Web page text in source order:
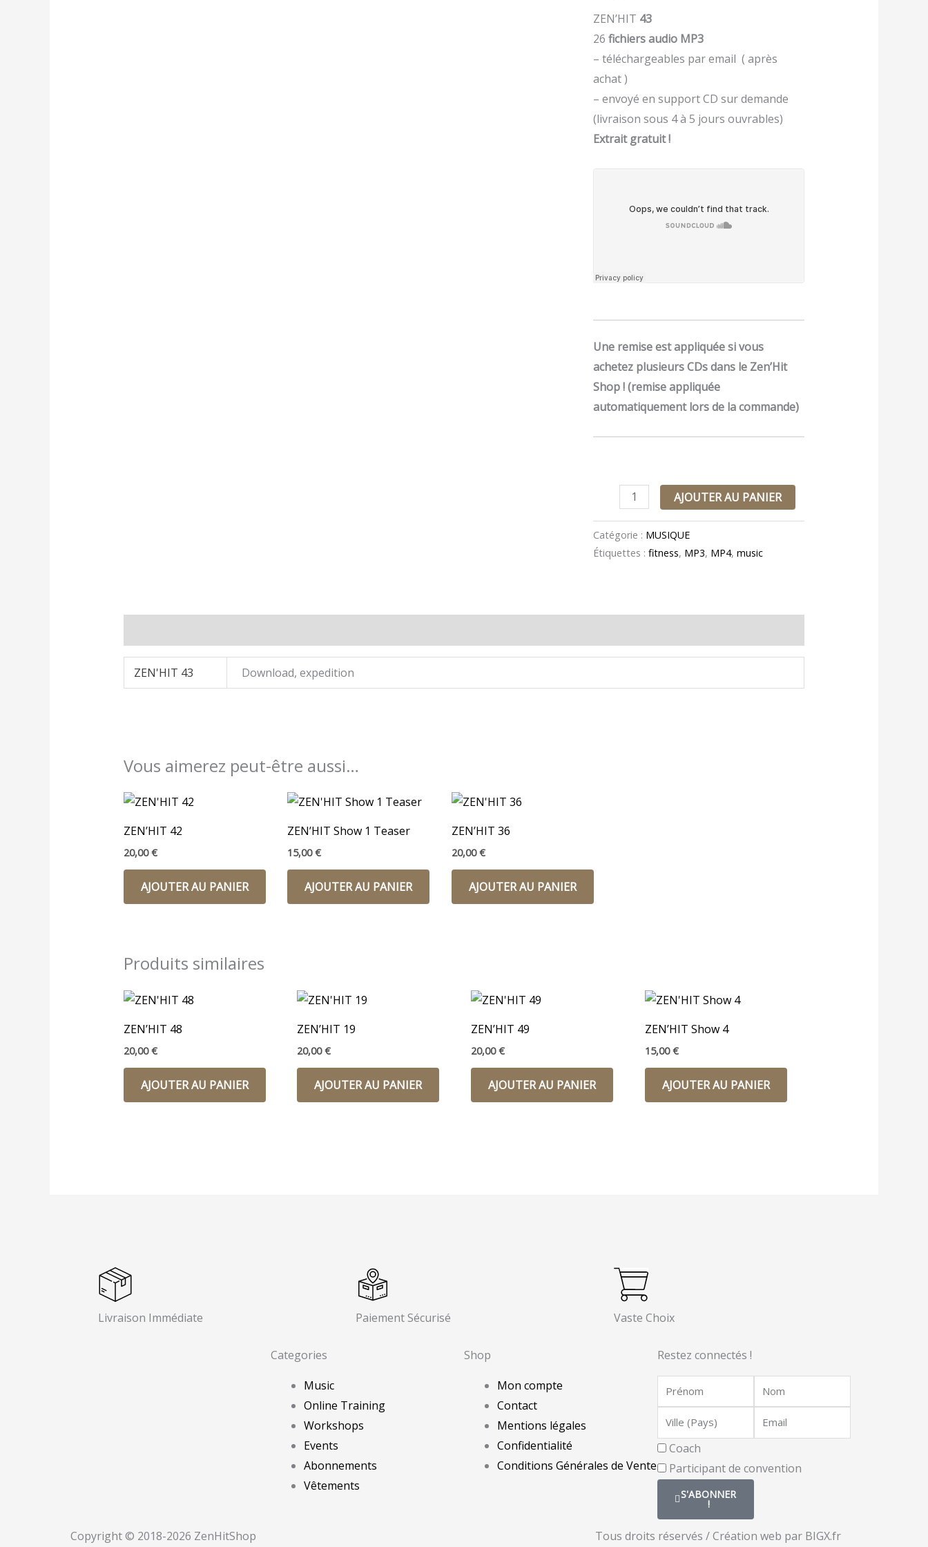
ZEN’HIT 43
26fichiers audio MP3
– téléchargeables par email ( après
achat )
– envoyé en support CD sur demande
(livraison sous 4 à 5 jours ouvrables)
Extrait gratuit !
Une remise est appliquée si vous
achetez plusieurs CDs dans le Zen’Hit
Shop ! (remise appliquée
automatiquement lors de la commande)
AJOUTER AU PANIER
Catégorie : MUSIQUE
Étiquettes :fitness, MP3, MP4,music
ZEN'HIT 43 Download, expedition
Vous aimerez peut-être aussi…
ZEN’HIT 42
20,00€
AJOUTER AU PANIER
ZEN’HIT Show 1 Teaser
15,00€
AJOUTER AU PANIER
ZEN’HIT 36
20,00€
AJOUTER AU PANIER
Produits similaires
ZEN’HIT 48
20,00€
AJOUTER AU PANIER
ZEN’HIT 19
20,00€
AJOUTER AU PANIER
ZEN’HIT 49
20,00€
AJOUTER AU PANIER
ZEN’HIT Show 4
15,00€
AJOUTER AU PANIER
Livraison Immédiate Paiement Sécurisé Vaste Choix
Categories
Music
Online Training
Workshops
Events
Abonnements
Vêtements
Shop
Mon compte
Contact
Mentions légales
Confidentialité
Conditions Générales de Vente
Restez connectés !
Statut
Coach
Participant de convention
S'ABONNER
!
Copyright © 2018-2026 ZenHitShop Tous droits réservés / Création web par BIGX.fr